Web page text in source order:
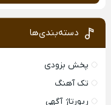
دسته‌بندی‌ها
پخش بزودی
تک آهنگ
رپورتاژ آگهی